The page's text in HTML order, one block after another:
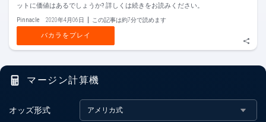
ットに価値はあるでしょうか? 詳しくは続きをお読みください。
Pinnacle 2020年4月06日 この記事は約7分で読めます
バカラをプレイ
マージン計算機
オッズ形式 アメリカ式